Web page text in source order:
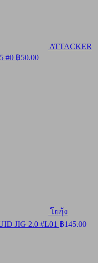
ATTACKER
#0 ฿50.00
โยกุ้ง
JIG 2.0 #L01 ฿145.00